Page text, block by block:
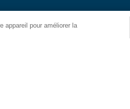
appareil pour améliorer la